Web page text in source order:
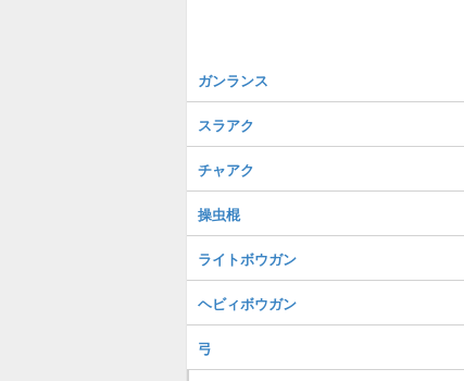
ガンランス
スラアク
チャアク
操虫棍
ライトボウガン
ヘビィボウガン
弓